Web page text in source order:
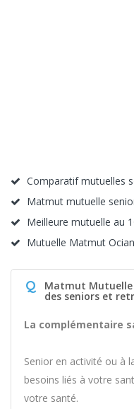
Comparatif mutuelles
Matmut mutuelle
Meilleure mutuelle au
Mutuelle Matmut
Q Matmut
des seniors et
La complémentaire
Senior en activité ou à
besoins liés à votre
votre santé.